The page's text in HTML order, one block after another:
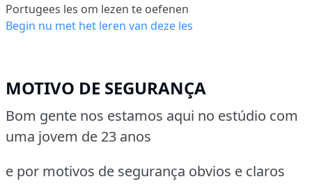
Portugees les om lezen te oefenen
Begin nu met het leren van deze les
MOTIVO DE SEGURANÇA
Bom gente nos estamos aqui no estúdio com
uma jovem de 23 anos
e por motivos de segurança obvios e claros